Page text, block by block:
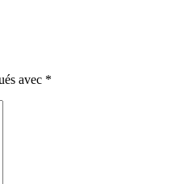
avec *